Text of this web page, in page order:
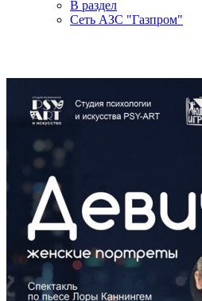
В раздел
Сеть АЗС "Газпром"